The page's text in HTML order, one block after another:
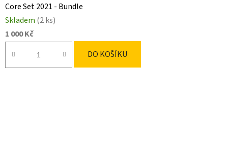
Core Set 2021 - Bundle
Skladem (2 ks)
1 000 Kč
DO KOŠÍKU